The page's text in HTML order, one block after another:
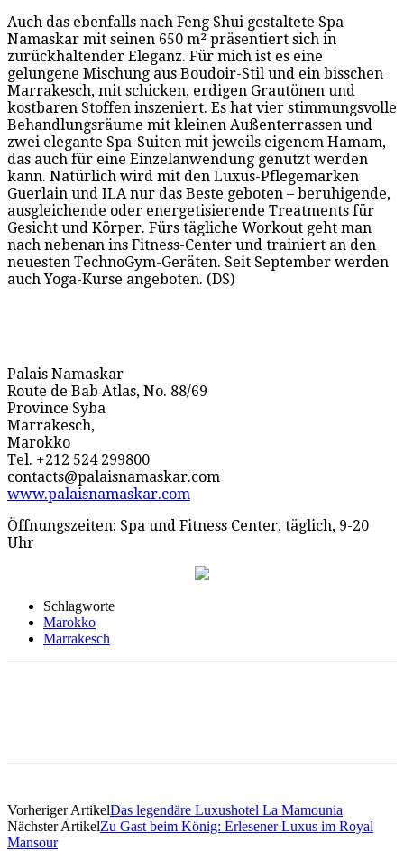
Auch das ebenfalls nach Feng Shui gestaltete Spa
Namaskar mit seinen 650 m² präsentiert sich in
zurückhaltender Eleganz. Für mich ist es eine
gelungene Mischung aus Boudoir-Stil und ein bisschen
Marrakesch, mit schicken, erdigen Grautönen und
kostbaren Stoffen inszeniert. Es hat vier stimmungsvolle
Behandlungsräume mit kleinen Außenterrassen und
zwei elegante Spa-Suiten mit jeweils eigenem Hamam,
das auch für eine Einzelanwendung genutzt werden
kann. Natürlich wird mit den Luxus-Pflegemarken
Guerlain und ILA nur das Beste geboten – beruhigende,
ausgleichende oder energetisierende Treatments für
Gesicht und Körper. Fürs tägliche Workout geht man
nach nebenan ins Fitness-Center und trainiert an den
neuesten TechnoGym-Geräten. Seit September werden
auch Yoga-Kurse angeboten. (DS)
Palais Namaskar
Route de Bab Atlas, No. 88/69
Province Syba
Marrakesch,
Marokko
Tel. +212 524 299800
contacts@palaisnamaskar.com
www.palaisnamaskar.com
Öffnungszeiten: Spa und Fitness Center, täglich, 9-20
Uhr
Schlagworte
Marokko
Marrakesch
Vorheriger ArtikelDas legendäre Luxushotel La Mamounia
Nächster ArtikelZu Gast beim König: Erlesener Luxus im Royal
Mansour